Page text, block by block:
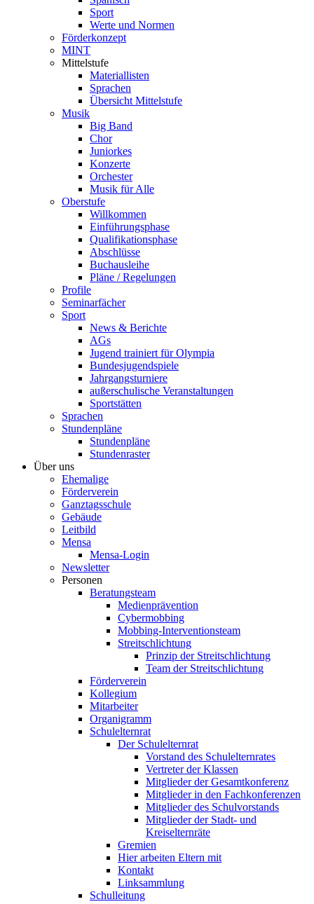
Sport
Werte und Normen
Förderkonzept
MINT
Mittelstufe
Materiallisten
Sprachen
Übersicht Mittelstufe
Musik
Big Band
Chor
Juniorkes
Konzerte
Orchester
Musik für Alle
Oberstufe
Willkommen
Einführungsphase
Qualifikationsphase
Abschlüsse
Buchausleihe
Pläne / Regelungen
Profile
Seminarfächer
Sport
News & Berichte
AGs
Jugend trainiert für Olympia
Bundesjugendspiele
Jahrgangsturniere
außerschulische Veranstaltungen
Sportstätten
Sprachen
Stundenpläne
Stundenpläne
Stundenraster
Über uns
Ehemalige
Förderverein
Ganztagsschule
Gebäude
Leitbild
Mensa
Mensa-Login
Newsletter
Personen
Beratungsteam
Medienprävention
Cybermobbing
Mobbing-Interventionsteam
Streitschlichtung
Prinzip der Streitschlichtung
Team der Streitschlichtung
Förderverein
Kollegium
Mitarbeiter
Organigramm
Schulelternrat
Der Schulelternrat
Vorstand des Schulelternrates
Vertreter der Klassen
Mitglieder der Gesamtkonferenz
Mitglieder in den Fachkonferenzen
Mitglieder des Schulvorstands
Mitglieder der Stadt- und
Kreiselternräte
Gremien
Hier arbeiten Eltern mit
Kontakt
Linksammlung
Schulleitung